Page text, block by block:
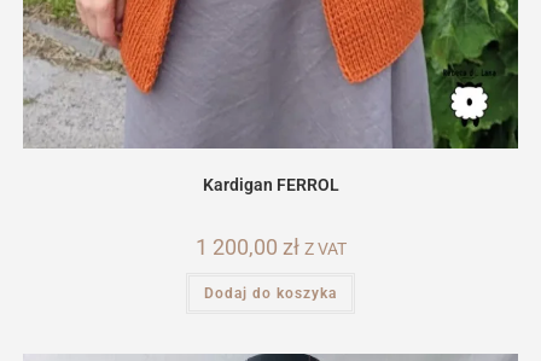
Kardigan FERROL
1 200,00 zł Z VAT
Dodaj do koszyka